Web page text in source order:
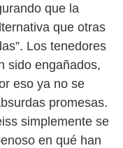
que la
que otras
Los tenedores
sido engañados,
eso ya no se
promesas.
simplemente se
en qué han